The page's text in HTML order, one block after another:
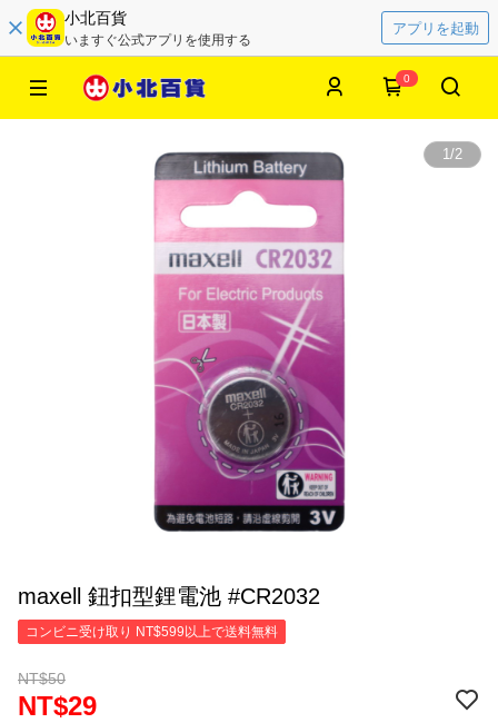
小北百貨
いますぐ公式アプリを使用する
アプリを起動
0
1/2
maxell 鈕扣型鋰電池 #CR2032
コンビニ受け取り NT$599以上で送料無料
NT$50
NT$29